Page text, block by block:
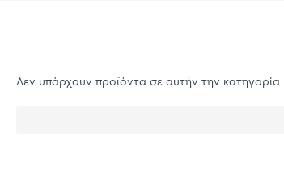
Δεν υπάρχουν προϊόντα σε αυτήν την κατηγορία.